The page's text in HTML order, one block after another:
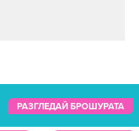
РАЗГЛЕДАЙ БРОШУРАТА